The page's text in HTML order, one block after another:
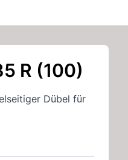
R (100)
Dübel für